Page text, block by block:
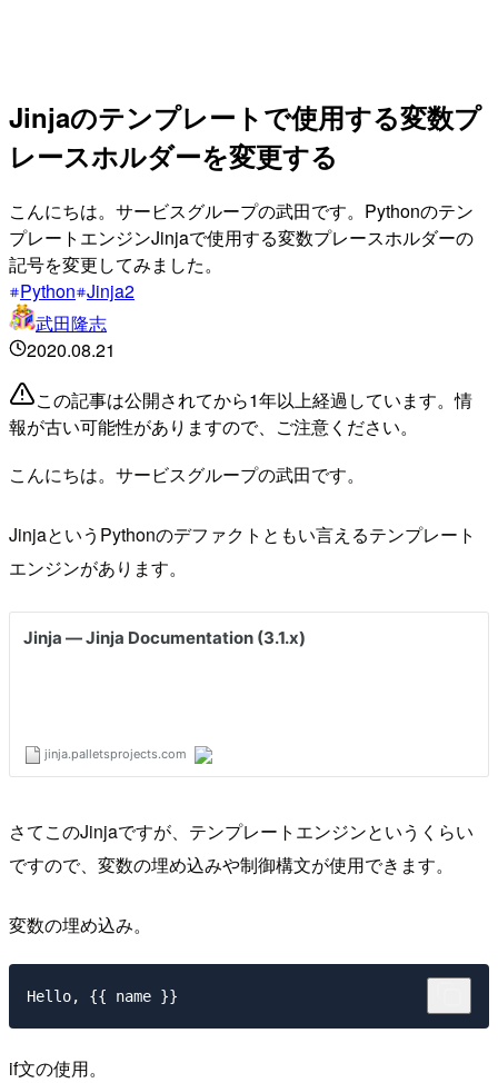
Jinjaのテンプレートで使用する変数プ
レースホルダーを変更する
こんにちは。サービスグループの武田です。Pythonのテン
プレートエンジンJinjaで使用する変数プレースホルダーの
記号を変更してみました。
Python Jinja2
武田隆志
2020.08.21
この記事は公開されてから1年以上経過しています。情
報が古い可能性がありますので、ご注意ください。
こんにちは。サービスグループの武田です。
JinjaというPythonのデファクトともい言えるテンプレート
エンジンがあります。
さてこのJinjaですが、テンプレートエンジンというくらい
ですので、変数の埋め込みや制御構文が使用できます。
変数の埋め込み。
if文の使用。